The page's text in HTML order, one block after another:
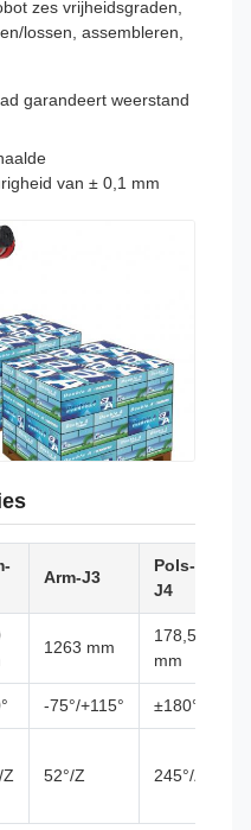
zes vrijheidsgraden,
lossen, assembleren,
garandeert weerstand
van ± 0,1 mm
Arm-J3
Pols-
J4
1263 mm
178,5
mm
-75°/+115° ±180°
Z 52°/Z 245°/Z